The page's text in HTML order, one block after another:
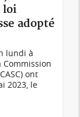
loi
adopté
lundi à
ont
2023, le